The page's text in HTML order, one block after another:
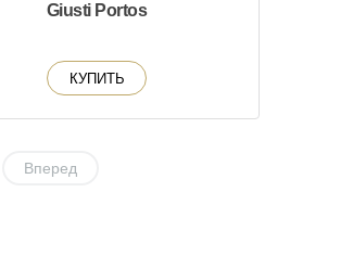
Giusti Portos
КУПИТЬ
Вперед